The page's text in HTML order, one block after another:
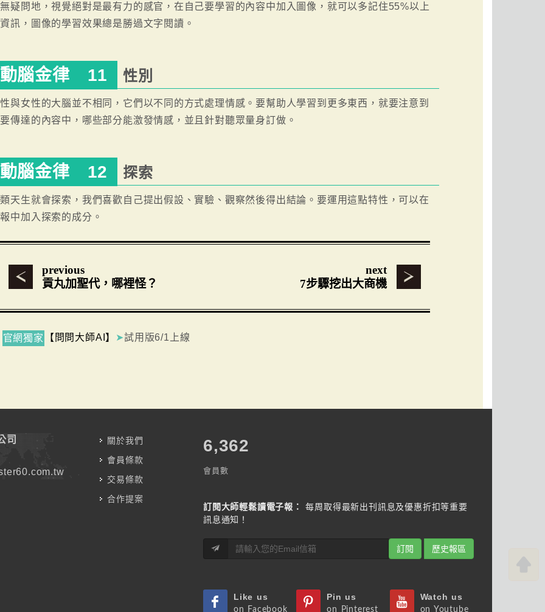
疑問地，視覺絕對是最有力的感官，在自己要學習的內容中加入圖像，就可以多記住55%以上
訊，圖像的學習效果總是勝過文字閱讀。
動腦金律 11 性別
與女性的大腦並不相同，它們以不同的方式處理情感。要幫助人學習到更多東西，就要注意到
傳達的內容中，哪些部分能激發情感，並且針對聽眾量身訂做。
動腦金律 12 探索
天生就會探索，我們喜歡自己提出假設、實驗、觀察然後得出結論。要運用這點特性，可以在
中加入探索的成分。
previous
貢丸加聖代，哪裡怪？
next
7步驟挖出大商機
官網獨家 【問問大師AI】 ➤試用版6/1上線
司
關於我們
會員條款
交易條款
合作提案
7,787
會員數
訂閱大師輕鬆讀電子報：
每周取得最新出刊訊息及優惠折扣等重要
訊息通知！
訂閱 歷史報區
Like us
on Facebook
Pin us
on Pinterest
Watch us
on Youtube